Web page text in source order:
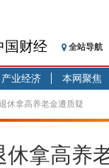
国财经 全站导航
产业经济 本网聚焦
休拿高养老金遭质疑
拿高养